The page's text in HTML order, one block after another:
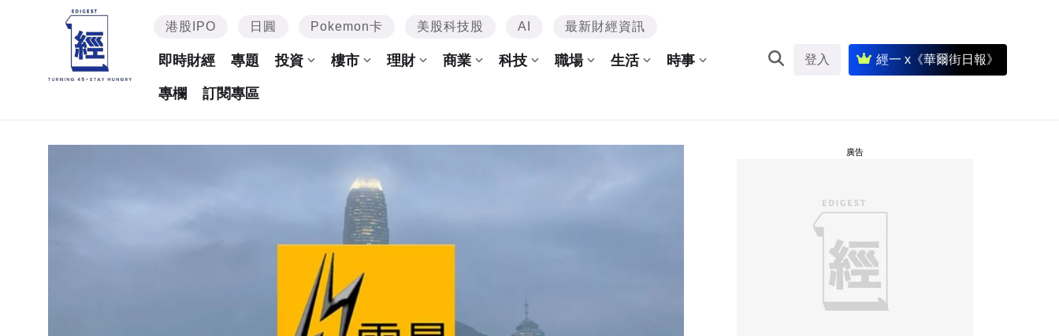
港股IPO 日圓 Pokemon卡 美股科技股 AI 最新財經資訊
即時財經 專題 投資 樓市 理財 商業 科技 職場 生活 時事
專欄 訂閱專區
登入 經一 x《華爾街日報》
廣告